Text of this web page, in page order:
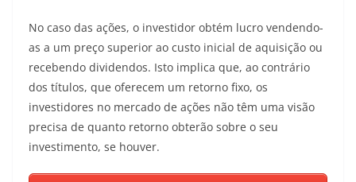
No caso das ações, o investidor obtém lucro vendendo-
as a um preço superior ao custo inicial de aquisição ou
recebendo dividendos. Isto implica que, ao contrário
dos títulos, que oferecem um retorno fixo, os
investidores no mercado de ações não têm uma visão
precisa de quanto retorno obterão sobre o seu
investimento, se houver.